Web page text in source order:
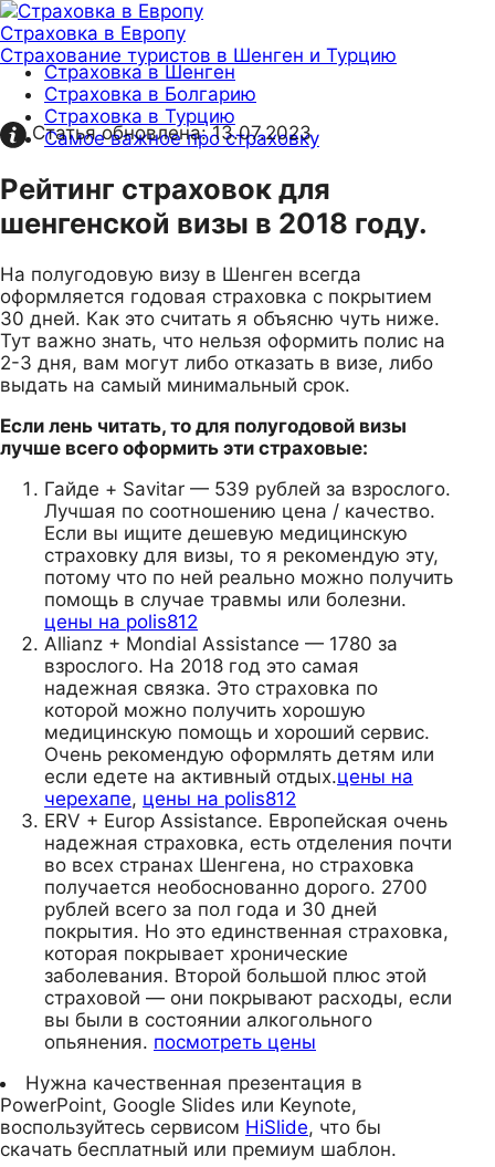
Страховка в Европу
Страхование туристов в Шенген и Турцию
Страховка в Шенген
Страховка в Болгарию
Страховка в Турцию
Самое важное про страховку
Статья обновлена:13.07.2023
Рейтинг страховок для
шенгенской визы в 2018 году.
На полугодовую визу в Шенген всегда
оформляется годовая страховка с покрытием
30 дней. Как это считать я объясню чуть ниже.
Тут важно знать, что нельзя оформить полис на
2-3 дня, вам могут либо отказать в визе, либо
выдать на самый минимальный срок.
Если лень читать, то для полугодовой визы
лучше всего оформить эти страховые:
Гайде + Savitar — 539 рублей за взрослого.
Лучшая по соотношению цена / качество.
Если вы ищите дешевую медицинскую
страховку для визы, то я рекомендую эту,
потому что по ней реально можно получить
помощь в случае травмы или болезни.
цены на polis812
Allianz + Mondial Assistance — 1780 за
взрослого. На 2018 год это самая
надежная связка. Это страховка по
которой можно получить хорошую
медицинскую помощь и хороший сервис.
Очень рекомендую оформлять детям или
если едете на активный отдых.цены на
черехапе, цены на polis812
ERV + Europ Assistance. Европейская очень
надежная страховка, есть отделения почти
во всех странах Шенгена, но страховка
получается необоснованно дорого. 2700
рублей всего за пол года и 30 дней
покрытия. Но это единственная страховка,
которая покрывает хронические
заболевания. Второй большой плюс этой
страховой — они покрывают расходы, если
вы были в состоянии алкогольного
опьянения. посмотреть цены
Нужна качественная презентация в
PowerPoint, Google Slides или Keynote,
воспользуйтесь сервисом HiSlide, что бы
скачать бесплатный или премиум шаблон.